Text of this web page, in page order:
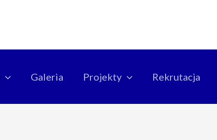
Galeria Projekty Rekrutacja